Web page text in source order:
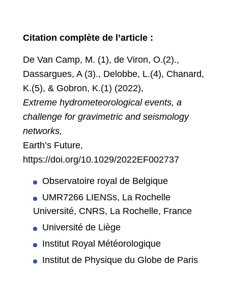
Citation complète de l’article :
De Van Camp, M. (1), de Viron, O.(2).,
Dassargues, A (3)., Delobbe, L.(4), Chanard,
K.(5), & Gobron, K.(1) (2022),
Extreme hydrometeorological events, a
challenge for gravimetric and seismology
networks,
Earth’s Future,
https://doi.org/10.1029/2022EF002737
Observatoire royal de Belgique
UMR7266 LIENSs, La Rochelle
Université, CNRS, La Rochelle, France
Université de Liège
Institut Royal Météorologique
Institut de Physique du Globe de Paris